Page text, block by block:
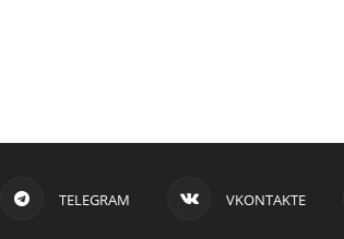
TELEGRAM VKONTAKTE